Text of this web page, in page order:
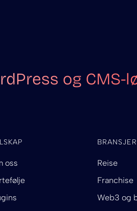
og
oss
BRANSJER
Reise
Franchise
Web3 og